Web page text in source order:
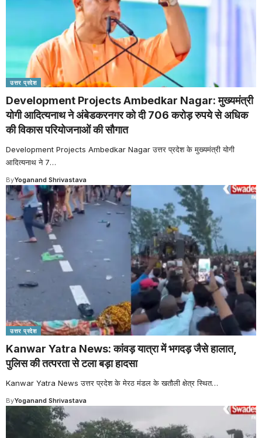
उत्तर प्रदेश
Development Projects Ambedkar Nagar: मुख्यमंत्री
योगी आदित्यनाथ ने अंबेडकरनगर को दी 706 करोड़ रुपये से अधिक
की विकास परियोजनाओं की सौगात
Development Projects Ambedkar Nagar उत्तर प्रदेश के मुख्यमंत्री योगी
आदित्यनाथ ने 7…
ByYoganand Shrivastava
उत्तर प्रदेश
Kanwar Yatra News: कांवड़ यात्रा में भगदड़ जैसे हालात,
पुलिस की तत्परता से टला बड़ा हादसा
Kanwar Yatra News उत्तर प्रदेश के मेरठ मंडल के खतौली क्षेत्र स्थित…
ByYoganand Shrivastava